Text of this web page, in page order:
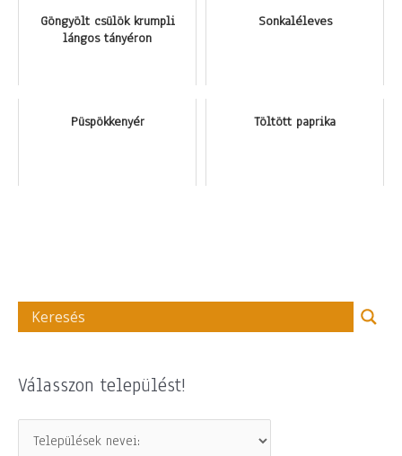
Göngyölt csülök krumpli
lángos tányéron
Sonkaléleves
Püspökkenyér Töltött paprika
Válasszon települést!